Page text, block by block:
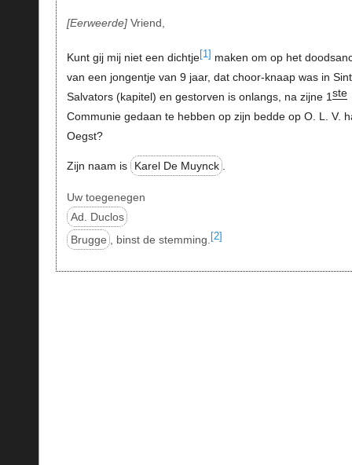
Eerweerde Vriend,
Kunt gij mij niet een dichtje [1]
maken om op het
van een jongentje van 9 jaar, dat choor-knaap was in
Salvators (kapitel) en gestorven is onlangs, na zijne 1ste
Communie gedaan te hebben op zijn bedde op O. L. V.
Oegst?
Zijn naam is Karel De Muynck
Uw toegenegen
Ad. Duclos
Brugge
, binst de stemming. [2]